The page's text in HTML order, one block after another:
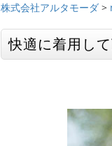
株式会社アルタモーダ >
快適に着用し